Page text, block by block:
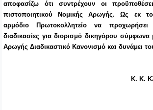
αποφασίζω ότι συντρέχουν οι
πιστοποιητικού Νομικής Αρωγής. Ως εκ
αρμόδιο Πρωτοκολλητείο να προχωρήσει
διαδικασίες για διορισμό δικηγόρου σύμφωνα
Αρωγής Διαδικαστικό Κανονισμό και δυνάμει
Κ. Κ.